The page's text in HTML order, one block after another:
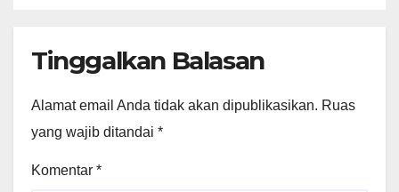
Tinggalkan Balasan
Alamat email Anda tidak akan dipublikasikan. Ruas
yang wajib ditandai *
Komentar *